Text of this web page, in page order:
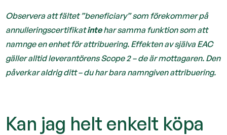
Observera att fältet ”beneficiary” som förekommer på
annulleringscertifikatintehar samma funktion som att
namnge en enhet för attribuering. Effekten av själva EAC
gäller alltid leverantörens Scope 2 – de är mottagaren. Den
påverkar aldrig ditt – du har bara namngiven attribuering.
Kan jag helt enkelt köpa